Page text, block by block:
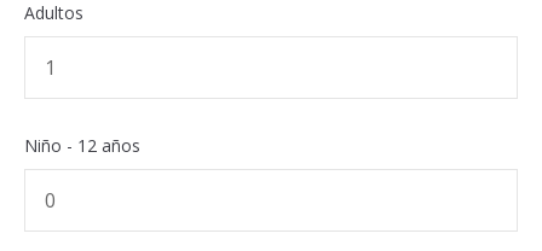
Adultos
Niño - 12 años